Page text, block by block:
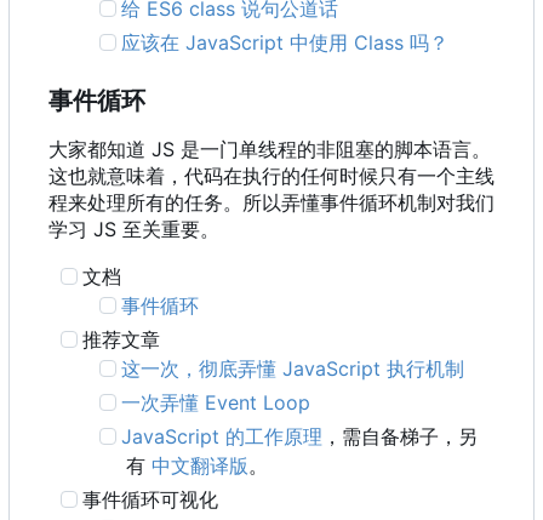
给 ES6 class 说句公道话
应该在 JavaScript 中使用 Class 吗？
事件循环
大家都知道 JS 是一门单线程的非阻塞的脚本语言。
这也就意味着，代码在执行的任何时候只有一个主线
程来处理所有的任务。所以弄懂事件循环机制对我们
学习 JS 至关重要。
文档
事件循环
推荐文章
这一次，彻底弄懂 JavaScript 执行机制
一次弄懂 Event Loop
JavaScript 的工作原理 ，需自备梯子，另
有 中文翻译版。
事件循环可视化